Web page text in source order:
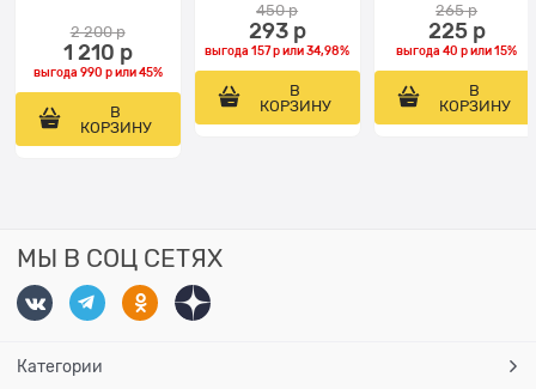
2 200 р
1 210 р
выгода 990 рили45%
В
КОРЗИНУ
450 р
293 р
выгода157 рили34,98%
В
КОРЗИНУ
265 р
225 р
выгода40 рили15%
В
КОРЗИНУ
МЫ В СОЦ СЕТЯХ
Категории